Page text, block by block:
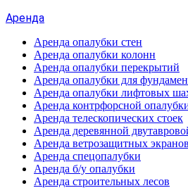
Аренда
Аренда опалубки стен
Аренда опалубки колонн
Аренда опалубки перекрытий
Аренда опалубки для
Аренда опалубки лифтовых
Аренда контрфорсной
Аренда телескопических стоек
Аренда деревянной
Аренда ветрозащитных экранов
Аренда спецопалубки
Аренда б/у опалубки
Аренда строительных лесов